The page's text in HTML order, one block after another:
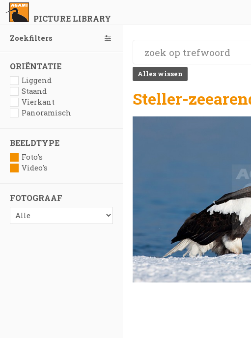
PICTURE LIBRARY
Zoekfilters
ORIËNTATIE
Liggend
Staand
Vierkant
Panoramisch
BEELDTYPE
Foto's
Video's
FOTOGRAAF
Alles wissen
Steller-